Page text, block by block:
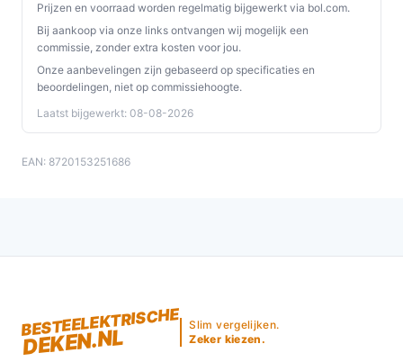
Prijzen en voorraad worden regelmatig bijgewerkt via bol.com.
Bij aankoop via onze links ontvangen wij mogelijk een
commissie, zonder extra kosten voor jou.
Onze aanbevelingen zijn gebaseerd op specificaties en
beoordelingen, niet op commissiehoogte.
Laatst bijgewerkt: 08-08-2026
EAN: 8720153251686
BESTEELEKTRISCHE
DEKEN.NL
Slim vergelijken.
Zeker kiezen.